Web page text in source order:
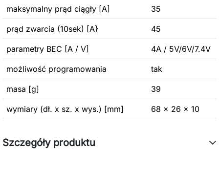
maksymalny prąd ciągły [A] 35
prąd zwarcia (10sek) [A} 45
parametry BEC [A / V] 4A / 5V/6V/7.4V
możliwość programowania tak
masa [g] 39
wymiary (dł. x sz. x wys.) [mm] 68 x 26 x 10
Szczegóły produktu